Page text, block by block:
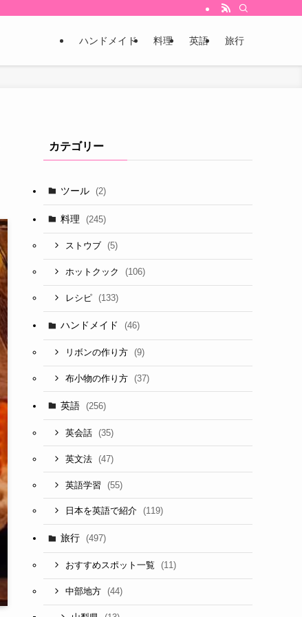
ハンドメイド 料理 英語 旅行
カテゴリー
ツール (2)
料理 (245)
ストウブ (5)
ホットクック (106)
レシピ (133)
ハンドメイド (46)
リボンの作り方 (9)
布小物の作り方 (37)
英語 (256)
英会話 (35)
英文法 (47)
英語学習 (55)
日本を英語で紹介 (119)
旅行 (497)
おすすめスポット一覧 (11)
中部地方 (44)